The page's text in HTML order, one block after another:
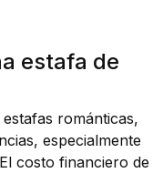
estafa de
románticas,
especialmente
costo financiero de